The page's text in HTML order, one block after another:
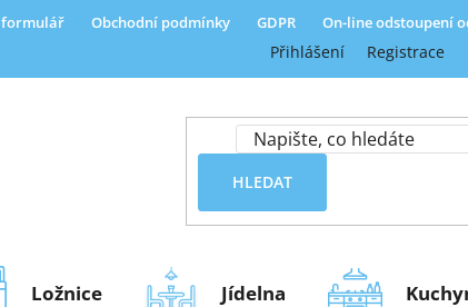
Obchodní podmínky GDPR On-line odstoupení
Přihlášení Registrace
HLEDAT
Ložnice Jídelna